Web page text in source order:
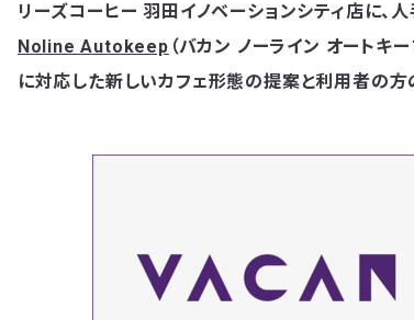
リーズコーヒー 羽田イノベーションシティ店に、
Noline Autokeep （バカン ノーライン オートキ
に対応した新しいカフェ形態の提案と利用者の方